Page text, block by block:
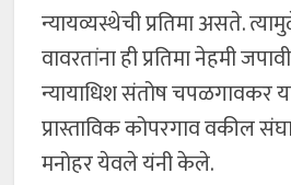
न्यायव्यस्थेची प्रतिमा असते.
वावरतांना ही प्रतिमा नेहमी
न्यायाधिश संतोष चपळगावकर
प्रास्ताविक कोपरगाव वकील
मनोहर येवले यंनी केले.